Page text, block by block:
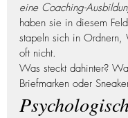
eine Coaching-
haben sie in diesem
stapeln sich in Ordnern,
oft nicht.
Was steckt dahinter?
Briefmarken oder